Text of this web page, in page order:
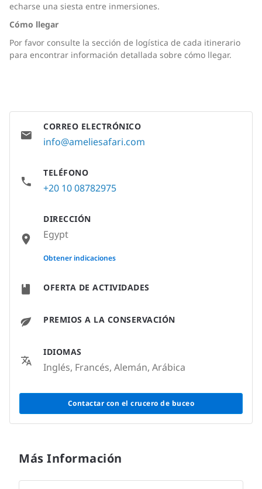
echarse una siesta entre inmersiones.
Cómo llegar
Por favor consulte la sección de logística de cada itinerario
para encontrar información detallada sobre cómo llegar.
OFERTA DE ACTIVIDADES
PREMIOS A LA CONSERVACIÓN
IDIOMAS
Inglés, Francés, Alemán, Arábica
Contactar con el crucero de buceo
CORREO ELECTRÓNICO
info@ameliesafari.com
TELÉFONO
+20 10 08782975
DIRECCIÓN
Egypt
None
Obtener indicaciones
Más Información